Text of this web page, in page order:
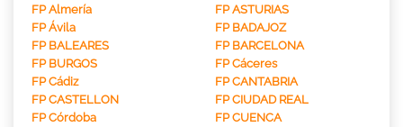
FP Almería
FP ASTURIAS
FP Ávila
FP BADAJOZ
FP BALEARES
FP BARCELONA
FP BURGOS
FP Cáceres
FP Cádiz
FP CANTABRIA
FP CASTELLON
FP CIUDAD REAL
FP Córdoba
FP CUENCA